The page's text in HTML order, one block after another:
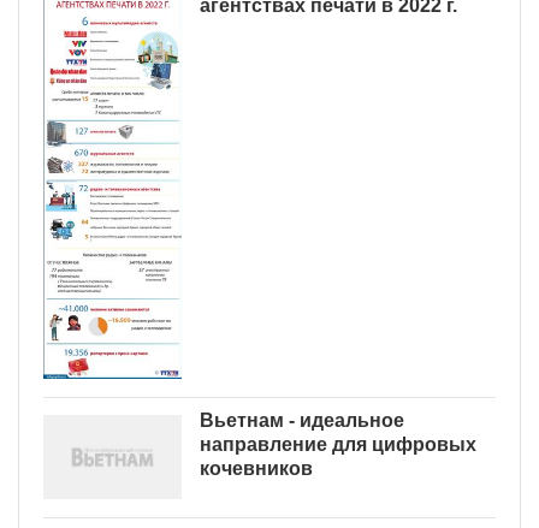
агентствах печати в 2022 г.
Вьетнам - идеальное
направление для цифровых
кочевников